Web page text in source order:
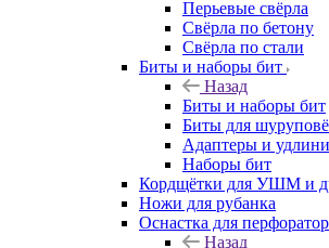
Перьевые свёрла
Свёрла по бетону
Свёрла по стали
Биты и наборы бит
Назад
Биты и наборы бит
Биты для
Адаптеры и
Наборы бит
Кордщётки для УШМ и
Ножи для рубанка
Оснастка для
Назад